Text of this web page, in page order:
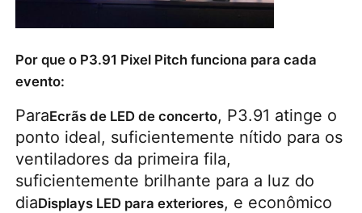
Por que o P3.91 Pixel Pitch funciona para cada
evento:
ParaEcrãs de LED de concerto, P3.91 atinge o
ponto ideal, suficientemente nítido para os
ventiladores da primeira fila,
suficientemente brilhante para a luz do
diaDisplays LED para exteriores, e econômico